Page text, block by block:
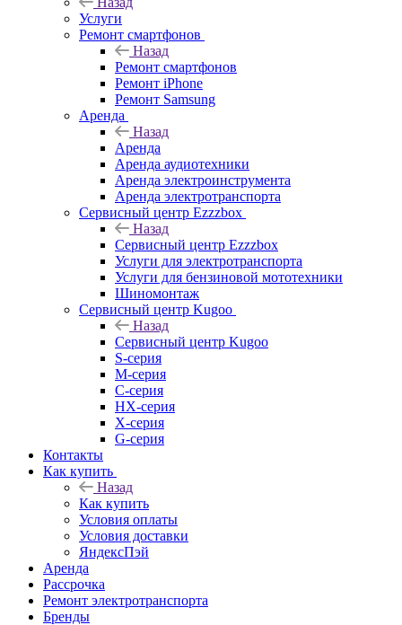
Услуги
Ремонт смартфонов
Назад
Ремонт смартфонов
Ремонт iPhone
Ремонт Samsung
Аренда
Назад
Аренда
Аренда аудиотехники
Аренда электроинструмента
Аренда электротранспорта
Сервисный центр Ezzzbox
Назад
Сервисный центр Ezzzbox
Услуги для электротранспорта
Услуги для бензиновой мототехники
Шиномонтаж
Сервисный центр Kugoo
Назад
Сервисный центр Kugoo
S-cерия
M-серия
С-серия
HX-серия
X-серия
G-серия
Контакты
Как купить
Назад
Как купить
Условия оплаты
Условия доставки
ЯндексПэй
Аренда
Рассрочка
Ремонт электротранспорта
Бренды